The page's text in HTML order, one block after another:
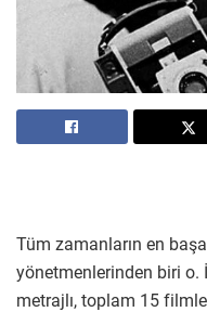
Tüm zamanların en
yönetmenlerinden biri o.
metrajlı, toplam 15